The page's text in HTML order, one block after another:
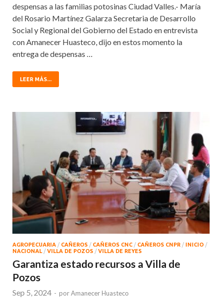
despensas a las familias potosinas Ciudad Valles.- María
del Rosario Martínez Galarza Secretaria de Desarrollo
Social y Regional del Gobierno del Estado en entrevista
con Amanecer Huasteco, dijo en estos momento la
entrega de despensas …
LEER MÁS...
AGROPECUARIA / CAÑEROS / CAÑEROS CNC / CAÑEROS CNPR / INICIO /
NACIONAL / VILLA DE POZOS / VILLA DE REYES
Garantiza estado recursos a Villa de
Pozos
Sep 5, 2024 - porAmanecer Huasteco